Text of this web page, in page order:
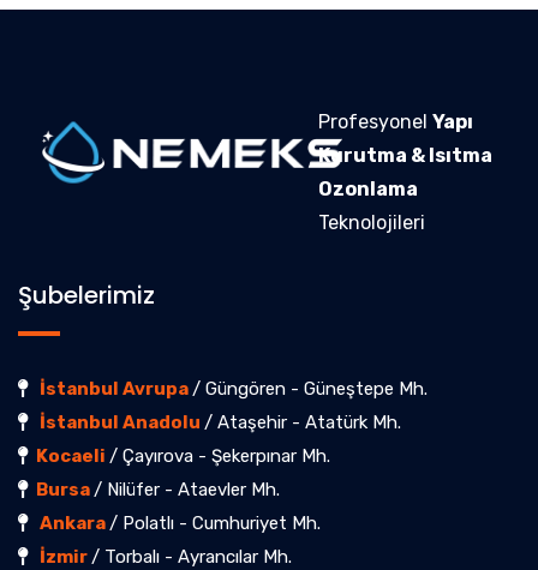
Profesyonel Yapı
Kurutma & Isıtma
Ozonlama
Teknolojileri
Şubelerimiz
İstanbul Avrupa/ Güngören - Güneştepe Mh.
İstanbul Anadolu / Ataşehir - Atatürk Mh.
Kocaeli / Çayırova - Şekerpınar Mh.
Bursa/ Nilüfer - Ataevler Mh.
Ankara/ Polatlı - Cumhuriyet Mh.
İzmir/ Torbalı - Ayrancılar Mh.